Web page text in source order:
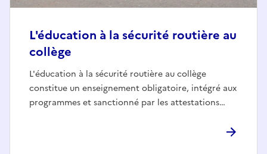
L'éducation à la sécurité routière au
collège
L'éducation à la sécurité routière au collège
constitue un enseignement obligatoire, intégré aux
programmes et sanctionné par les attestations…